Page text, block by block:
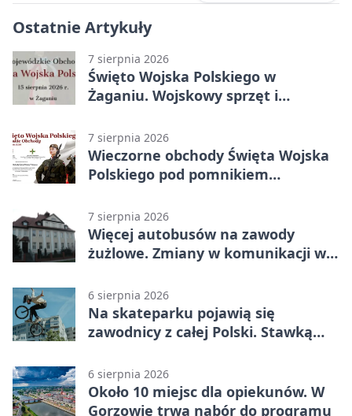
Ostatnie Artykuły
7 sierpnia 2026
Święto Wojska Polskiego w
Żaganiu. Wojskowy sprzęt i
7 sierpnia 2026
Wieczorne obchody Święta Wojska
Polskiego pod pomnikiem
7 sierpnia 2026
Więcej autobusów na zawody
żużlowe. Zmiany w komunikacji w
6 sierpnia 2026
Na skateparku pojawią się
zawodnicy z całej Polski. Stawką
6 sierpnia 2026
Około 10 miejsc dla opiekunów. W
Gorzowie trwa nabór do programu